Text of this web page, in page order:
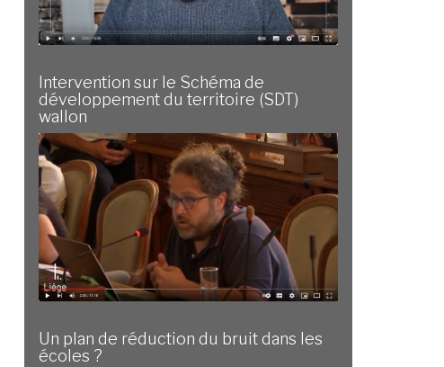
Intervention sur le Schéma de
développement du territoire (SDT)
wallon
Un plan de réduction du bruit dans les
écoles ?